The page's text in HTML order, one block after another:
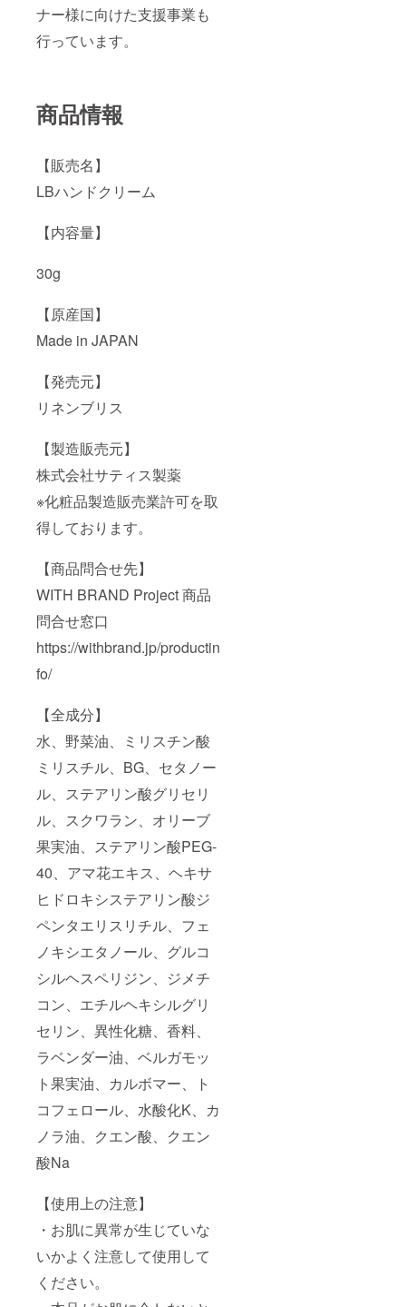
ナー様に向けた支援事業も
行っています。
商品情報
【販売名】
LBハンドクリーム
【内容量】
30g
【原産国】
Made in JAPAN
【発売元】
リネンブリス
【製造販売元】
株式会社サティス製薬
※化粧品製造販売業許可を取
得しております。
【商品問合せ先】
WITH BRAND Project 商品
問合せ窓口
https://withbrand.jp/productin
fo/
【全成分】
水、野菜油、ミリスチン酸
ミリスチル、BG、セタノー
ル、ステアリン酸グリセリ
ル、スクワラン、オリーブ
果実油、ステアリン酸PEG-
40、アマ花エキス、ヘキサ
ヒドロキシステアリン酸ジ
ペンタエリスリチル、フェ
ノキシエタノール、グルコ
シルヘスペリジン、ジメチ
コン、エチルヘキシルグリ
セリン、異性化糖、香料、
ラベンダー油、ベルガモッ
ト果実油、カルボマー、ト
コフェロール、水酸化K、カ
ノラ油、クエン酸、クエン
酸Na
【使用上の注意】
・お肌に異常が生じていな
いかよく注意して使用して
ください。